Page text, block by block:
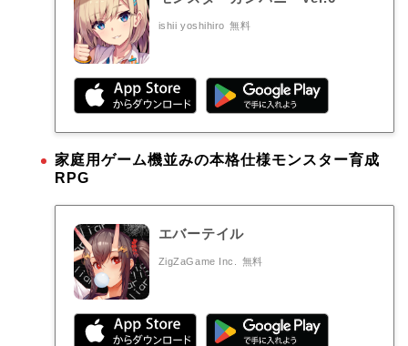
ishii yoshihiro 無料
家庭用ゲーム機並みの本格仕様モンスター育成
RPG
エバーテイル
ZigZaGame Inc. 無料